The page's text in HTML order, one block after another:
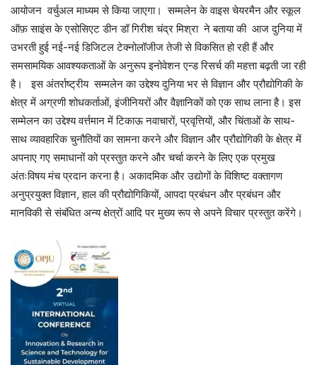
आयोजन वर्चुअल माध्यम से किया जाएगा। सम्मलेन के वाइस चेयरमैन और स्कूल
ऑफ़ साइंस के एसोसिएट डीन डॉ गिरीश चंद्र मिश्रा ने बताया की आज दुनिया में
उभरती हुई नई-नई डिजिटल टेक्नोलॉजीज तेजी से विकसित हो रही हैं और
समसामयिक आवश्यकताओं के अनुरूप इनोवेशन एन्ड रिसर्च की महत्ता बढ़ती जा रही
है। इस अंतर्राष्ट्रीय सम्मलेन का उद्देश्य दुनिया भर से विज्ञान और प्रौद्योगिकी के
क्षेत्र में अग्रणी शोधकर्ताओं, इंजीनियरों और वैज्ञानिकों को एक साथ लाना है। इस
सम्मेलन का उद्देश्य वर्त्तमान में टिकाऊ नवाचारों, प्रवृत्तियों, और चिंताओं के साथ-
साथ व्यावहारिक चुनौतियों का सामना करने और विज्ञान और प्रौद्योगिकी के क्षेत्र में
अपनाए गए समाधानों को प्रस्तुत करने और चर्चा करने के लिए एक प्रमुख
अंतःविषय मंच प्रदान करना है। अकादमिक और उद्योगों के विशिष्ट वक्तागण
अनुप्रयुक्त विज्ञान, हाल की प्रौद्योगिकियों, आपदा प्रबंधन और प्रबंधन और
मानविकी से संबंधित अन्य क्षेत्रों आदि पर मुख्य रूप से अपने विचार प्रस्तुत करेंगे।